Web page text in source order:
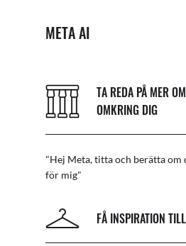
META AI
TA REDA PÅ MER
OMKRING DIG
"Hej Meta, titta och berätta om
för mig"
FÅ INSPIRATION